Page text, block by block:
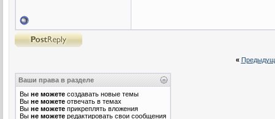
«
Ваши права в разделе
Вы не можете создавать новые темы
Вы не можете отвечать в темах
Вы не можете прикреплять вложения
Вы не можете редактировать свои сообщения